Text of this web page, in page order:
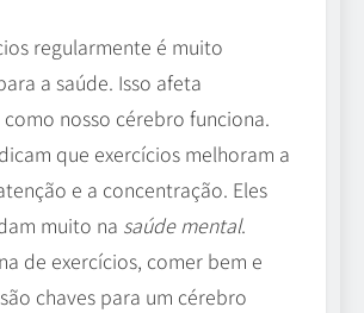
regularmente é muito
a saúde. Isso afeta
nosso cérebro funciona.
que exercícios melhoram a
e a concentração. Eles
muito na saúde mental.
de exercícios, comer bem e
chaves para um cérebro